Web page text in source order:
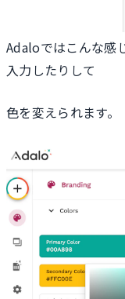
Adaloではこんな感
入力したりして
色を変えられます。